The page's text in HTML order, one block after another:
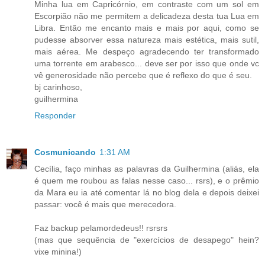
Minha lua em Capricórnio, em contraste com um sol em
Escorpião não me permitem a delicadeza desta tua Lua em
Libra. Então me encanto mais e mais por aqui, como se
pudesse absorver essa natureza mais estética, mais sutil,
mais aérea. Me despeço agradecendo ter transformado
uma torrente em arabesco... deve ser por isso que onde vc
vê generosidade não percebe que é reflexo do que é seu.
bj carinhoso,
guilhermina
Responder
Cosmunicando 1:31 AM
Cecília, faço minhas as palavras da Guilhermina (aliás, ela
é quem me roubou as falas nesse caso... rsrs), e o prêmio
da Mara eu ia até comentar lá no blog dela e depois deixei
passar: você é mais que merecedora.
Faz backup pelamordedeus!! rsrsrs
(mas que sequência de "exercícios de desapego" hein?
vixe minina!)